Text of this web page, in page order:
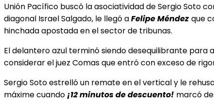
Unión Pacífico buscó la asociatividad de Sergio Soto
diagonal Israel Salgado, le llegó aFelipe Méndez que
hinchada apostada en el sector de tribunas.
El delantero azul terminó siendo desequilibrante para
considerar el juez Comas que entró con exceso de
Sergio Soto estrelló un remate en el vertical y le
máxime cuando ¡12 minutos de descuento! marcó